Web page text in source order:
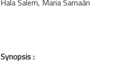
Synopsis :